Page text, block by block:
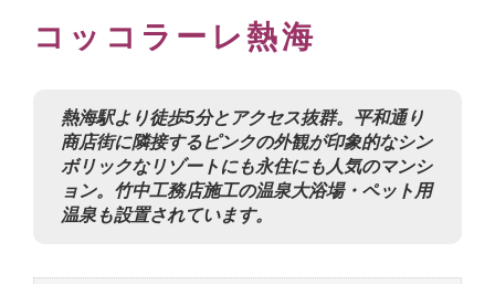
コッコラーレ熱海
熱海駅より徒歩5分とアクセス抜群。平和通り
商店街に隣接するピンクの外観が印象的なシン
ボリックなリゾートにも永住にも人気のマンシ
ョン。竹中工務店施工の温泉大浴場・ペット用
温泉も設置されています。